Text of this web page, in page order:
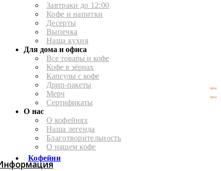
Завтраки до 12:00
Кофе и напитки
Десерты
Выпечка
Наша кухня
Для дома и офиса
Все товары и кофе
Кофе в зёрнах
Капсулы с кофе
Дрип-пакеты
Мерч
new
Сертификаты
new
О нас
О кофейнях
Наша легенда
Благотворительность
О нашем кофе
Кофейни